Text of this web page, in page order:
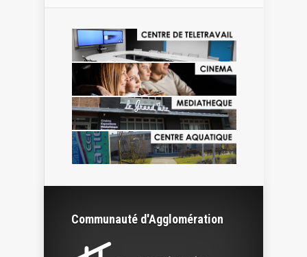
Communauté d'Agglomération